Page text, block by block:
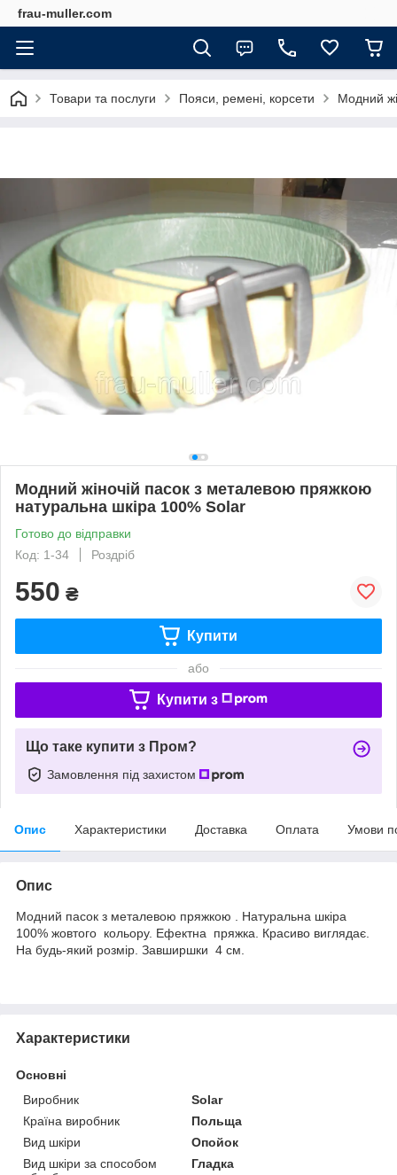
frau-muller.com
Товари та послуги Пояси, ремені, корсети Модний
Модний жіночій пасок з металевою пряжкою
натуральна шкіра 100% Solar
Готово до відправки
Код: 1-34
Роздріб
550 ₴
Купити
або
Купити з
Що таке купити з Пром?
Замовлення під захистом
Опис Характеристики Доставка Оплата Умови
Опис
Модний пасок з металевою пряжкою . Натуральна шкіра
100% жовтого кольору. Ефектна пряжка. Красиво виглядає.
На будь-який розмір. Завширшки 4 см.
Характеристики
Основні
Виробник
Solar
Країна виробник
Польща
Вид шкіри
Опойок
Вид шкіри за способом
Гладка